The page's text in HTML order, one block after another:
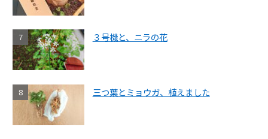
３号機と、ニラの花
三つ葉とミョウガ、植えました